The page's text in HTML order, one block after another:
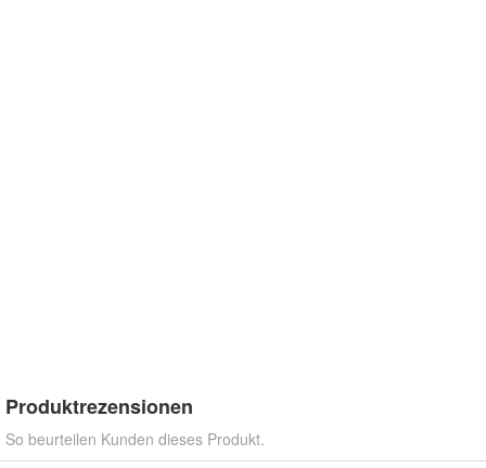
Produktrezensionen
So beurteilen Kunden dieses Produkt.